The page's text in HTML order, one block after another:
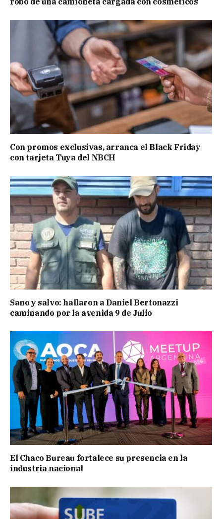
Con promos exclusivas, arranca el Black Friday
con tarjeta Tuya del NBCH
Sano y salvo: hallaron a Daniel Bertonazzi
caminando por la avenida 9 de Julio
El Chaco Bureau fortalece su presencia en la
industria nacional